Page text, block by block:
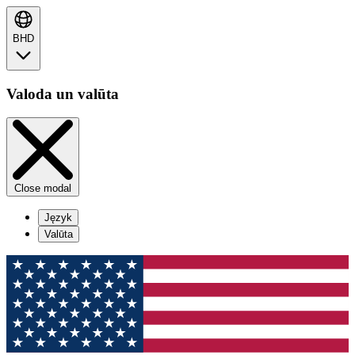
BHD
Valoda un valūta
Close modal
Język
Valūta